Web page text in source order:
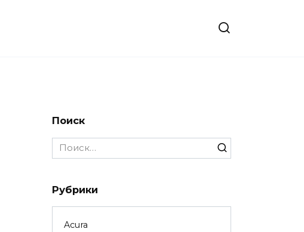
Поиск
Search
for:
Рубрики
Acura